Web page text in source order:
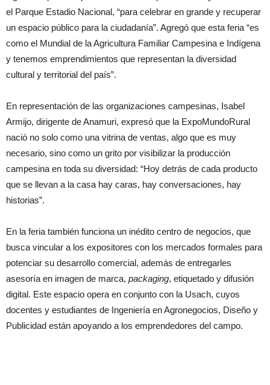
el Parque Estadio Nacional, “para celebrar en grande y recuperar
un espacio público para la ciudadanía”. Agregó que esta feria “es
como el Mundial de la Agricultura Familiar Campesina e Indígena
y tenemos emprendimientos que representan la diversidad
cultural y territorial del país”.
En representación de las organizaciones campesinas, Isabel
Armijo, dirigente de Anamuri, expresó que la ExpoMundoRural
nació no solo como una vitrina de ventas, algo que es muy
necesario, sino como un grito por visibilizar la producción
campesina en toda su diversidad: “Hoy detrás de cada producto
que se llevan a la casa hay caras, hay conversaciones, hay
historias”.
En la feria también funciona un inédito centro de negocios, que
busca vincular a los expositores con los mercados formales para
potenciar su desarrollo comercial, además de entregarles
asesoría en imagen de marca, packaging, etiquetado y difusión
digital. Este espacio opera en conjunto con la Usach, cuyos
docentes y estudiantes de Ingeniería en Agronegocios, Diseño y
Publicidad están apoyando a los emprendedores del campo.